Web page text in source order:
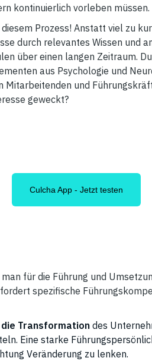
kontinuierlich vorleben müssen.
Prozess! Anstatt viel zu
durch relevantes Wissen und
über einen langen Zeitraum.
aus Psychologie und
und
geweckt?
Culcha App - Jetzt testen
für die Führung und
spezifische
Transformationdes
Eine starke
Veränderung zu lenken.